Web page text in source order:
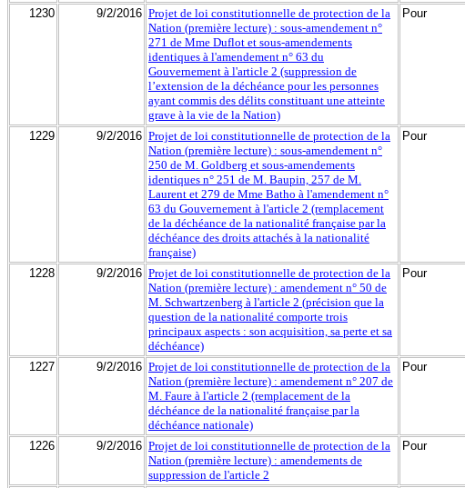
1230 9/2/2016 Projet de loi constitutionnelle de protection de la
Nation (première lecture) : sous-amendement n°
271 de Mme Duflot et sous-amendements
identiques à l'amendement n° 63 du
Gouvernement à l'article 2 (suppression de
l’extension de la déchéance pour les personnes
ayant commis des délits constituant une atteinte
grave à la vie de la Nation)
Pour
1229 9/2/2016 Projet de loi constitutionnelle de protection de la
Nation (première lecture) : sous-amendement n°
250 de M. Goldberg et sous-amendements
identiques n° 251 de M. Baupin, 257 de M.
Laurent et 279 de Mme Batho à l'amendement n°
63 du Gouvernement à l'article 2 (remplacement
de la déchéance de la nationalité française par la
déchéance des droits attachés à la nationalité
française)
Pour
1228 9/2/2016 Projet de loi constitutionnelle de protection de la
Nation (première lecture) : amendement n° 50 de
M. Schwartzenberg à l'article 2 (précision que la
question de la nationalité comporte trois
principaux aspects : son acquisition, sa perte et sa
déchéance)
Pour
1227 9/2/2016 Projet de loi constitutionnelle de protection de la
Nation (première lecture) : amendement n° 207 de
M. Faure à l'article 2 (remplacement de la
déchéance de la nationalité française par la
déchéance nationale)
Pour
1226 9/2/2016 Projet de loi constitutionnelle de protection de la
Nation (première lecture) : amendements de
suppression de l'article 2
Pour